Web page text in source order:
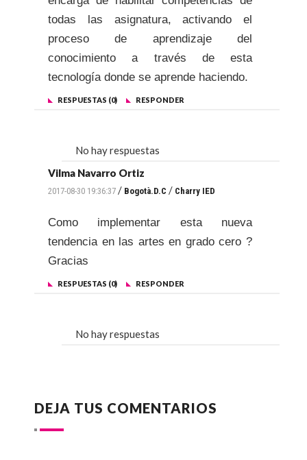
todas las asignatura, activando el
proceso de aprendizaje del
conocimiento a través de esta
tecnología donde se aprende haciendo.
RESPUESTAS (0) RESPONDER
No hay respuestas
Vilma Navarro Ortiz
2017-08-30 19:36:37 / Bogotà.D.C / Charry IED
Como implementar esta nueva
tendencia en las artes en grado cero ?
Gracias
RESPUESTAS (0) RESPONDER
No hay respuestas
DEJA TUS COMENTARIOS